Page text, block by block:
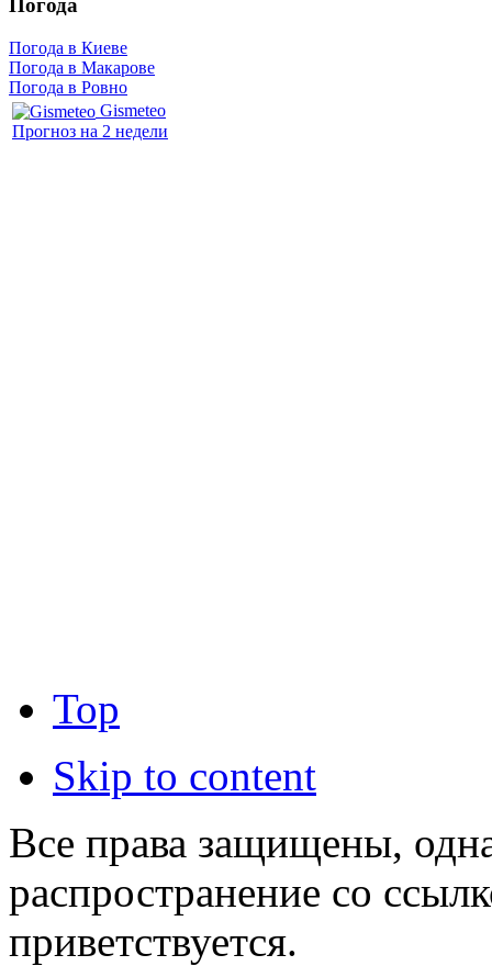
Погода
Погода в Киеве
Погода в Макарове
Погода в Ровно
Gismeteo
Прогноз на 2 недели
Top
Skip to content
Все права защищены,
распространение со
приветствуется.